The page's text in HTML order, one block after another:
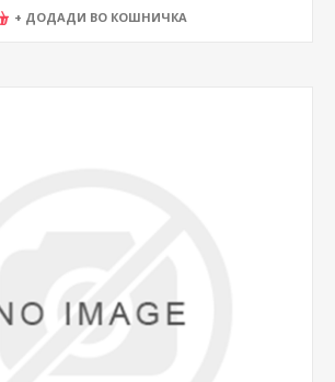
+ ДОДАДИ ВО КОШНИЧКА